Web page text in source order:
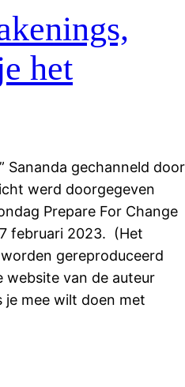
het
Sananda gechanneld door
werd doorgegeven
Prepare For Change
februari 2023. (Het
gereproduceerd
website van de auteur
je mee wilt doen met